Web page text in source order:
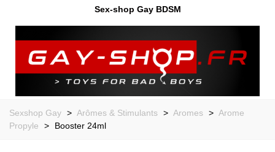
Sex-shop Gay BDSM
Sexshop Gay > Arômes & Stimulants > Aromes > Arome
Propyle
> Booster 24ml